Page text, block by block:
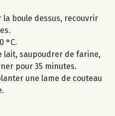
la boule dessus, recouvrir
°C.
lait, saupoudrer de farine,
pour 35 minutes.
une lame de couteau